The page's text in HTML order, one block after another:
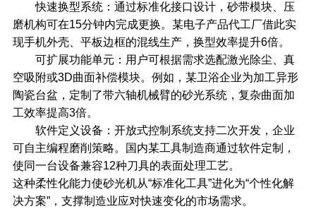
快速换型系统：通过标准化接口设计，砂带模块、压
磨机构可在15分钟内完成更换。某电子产品代工厂借此实
现手机外壳、平板边框的混线生产，换型效率提升6倍。
可扩展功能单元：用户可根据需求选配激光除尘、真
空吸附或3D曲面补偿模块。例如，某卫浴企业为加工异形
陶瓷台盆，定制了带六轴机械臂的砂光系统，复杂曲面加
工效率提高3倍。
软件定义设备：开放式控制系统支持二次开发，企业
可自主编程磨削策略。国内某工具制造商通过软件定制，
使同一台设备兼容12种刀具的表面处理工艺。
这种柔性化能力使砂光机从“标准化工具”进化为“个性化解
决方案”，支撑制造业应对快速变化的市场需求。